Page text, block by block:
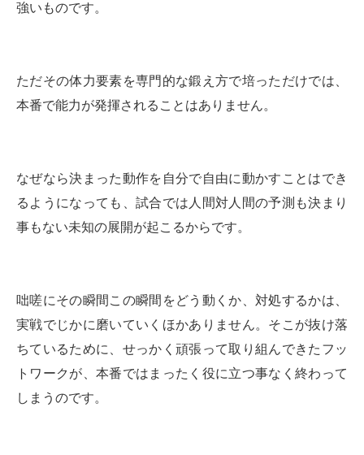
強いものです。
ただその体力要素を専門的な鍛え方で培っただけでは、
本番で能力が発揮されることはありません。
なぜなら決まった動作を自分で自由に動かすことはでき
るようになっても、試合では人間対人間の予測も決まり
事もない未知の展開が起こるからです。
咄嗟にその瞬間この瞬間をどう動くか、対処するかは、
実戦でじかに磨いていくほかありません。そこが抜け落
ちているために、せっかく頑張って取り組んできたフッ
トワークが、本番ではまったく役に立つ事なく終わって
しまうのです。